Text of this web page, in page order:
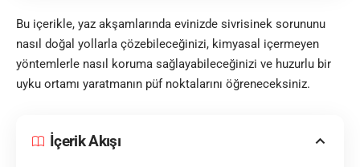
Bu içerikle, yaz akşamlarında evinizde sivrisinek sorununu
nasıl doğal yollarla çözebileceğinizi, kimyasal içermeyen
yöntemlerle nasıl koruma sağlayabileceğinizi ve huzurlu bir
uyku ortamı yaratmanın püf noktalarını öğreneceksiniz.
İçerik Akışı